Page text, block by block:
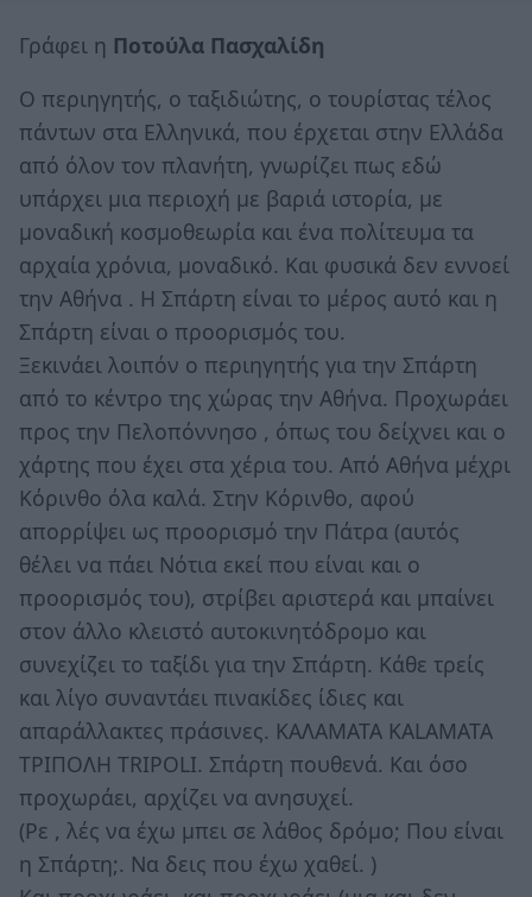
Γράφει η Ποτούλα Πασχαλίδη
Ο περιηγητής, ο ταξιδιώτης, ο τουρίστας τέλος
πάντων στα Ελληνικά, που έρχεται στην Ελλάδα
από όλον τον πλανήτη, γνωρίζει πως εδώ
υπάρχει μια περιοχή με βαριά ιστορία, με
μοναδική κοσμοθεωρία και ένα πολίτευμα τα
αρχαία χρόνια, μοναδικό. Και φυσικά δεν εννοεί
την Αθήνα . Η Σπάρτη είναι το μέρος αυτό και η
Σπάρτη είναι ο προορισμός του.
Ξεκινάει λοιπόν ο περιηγητής για την Σπάρτη
από το κέντρο της χώρας την Αθήνα. Προχωράει
προς την Πελοπόννησο , όπως του δείχνει και ο
χάρτης που έχει στα χέρια του. Από Αθήνα μέχρι
Κόρινθο όλα καλά. Στην Κόρινθο, αφού
απορρίψει ως προορισμό την Πάτρα (αυτός
θέλει να πάει Νότια εκεί που είναι και ο
προορισμός του), στρίβει αριστερά και μπαίνει
στον άλλο κλειστό αυτοκινητόδρομο και
συνεχίζει το ταξίδι για την Σπάρτη. Κάθε τρείς
και λίγο συναντάει πινακίδες ίδιες και
απαράλλακτες πράσινες. ΚΑΛΑΜΑΤΑ KALAMATA
ΤΡΙΠΟΛΗ TRIPOLI. Σπάρτη πουθενά. Και όσο
προχωράει, αρχίζει να ανησυχεί.
(Ρε , λές να έχω μπει σε λάθος δρόμο; Που είναι
η Σπάρτη;. Να δεις που έχω χαθεί. )